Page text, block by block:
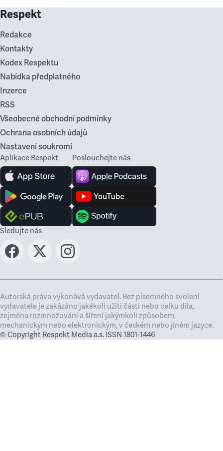
Respekt
Redakce
Kontakty
Kodex Respektu
Nabídka předplatného
Inzerce
RSS
Všeobecné obchodní podmínky
Ochrana osobních údajů
Nastavení soukromí
Aplikace Respekt Poslouchejte nás
Sledujte nás
Autorská práva vykonává vydavatel. Bez písemného svolení
vydavatele je zakázáno jakékoli užití částí nebo celku díla,
zejména rozmnožování a šíření jakýmkoli způsobem,
mechanickým nebo elektronickým, v českém nebo jiném jazyce.
© Copyright Respekt Media a.s. ISSN 1801-1446